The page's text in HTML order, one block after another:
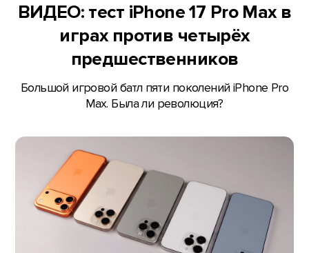
ВИДЕО: тест iPhone 17 Pro Max в
играх против четырёх
предшественников
Большой игровой батл пяти поколений iPhone Pro
Max. Была ли революция?